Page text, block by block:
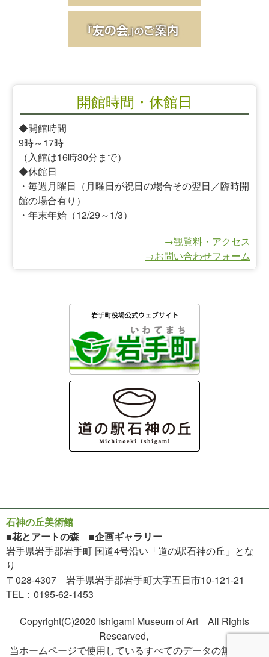
開館時間・休館日
◆開館時間
9時～17時
（入館は16時30分まで）
◆休館日
・毎週月曜日（月曜日が祝日の場合その翌日／臨時開
館の場合有り）
・年末年始（12/29～1/3）
→観覧料・アクセス
→お問い合わせフォーム
石神の丘美術館
■花とアートの森 ■企画ギャラリー
岩手県岩手郡岩手町 国道4号沿い「道の駅石神の丘」とな
り
〒028-4307 岩手県岩手郡岩手町大字五日市10-121-21
TEL：0195-62-1453
Copyright(C)2020 Ishigami Museum of Art All Rights
Researved,
当ホームページで使用しているすべてのデータの無断転用